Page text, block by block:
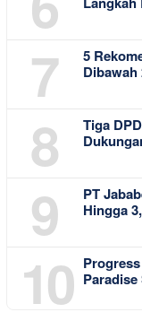
7
5
8
Tiga
9
PT
Hingga
10